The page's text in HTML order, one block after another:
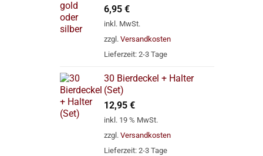
6,95 €
inkl. MwSt.
zzgl. Versandkosten
Lieferzeit: 2-3 Tage
30 Bierdeckel + Halter
(Set)
12,95 €
inkl. 19 % MwSt.
zzgl. Versandkosten
Lieferzeit: 2-3 Tage